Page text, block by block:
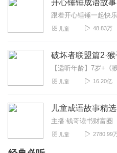
开心锤锤成语故
儿童 48.83万
儿童 16.20亿
儿童成语故事精选
主播:钱哥读书财富圈
儿童 2780.99